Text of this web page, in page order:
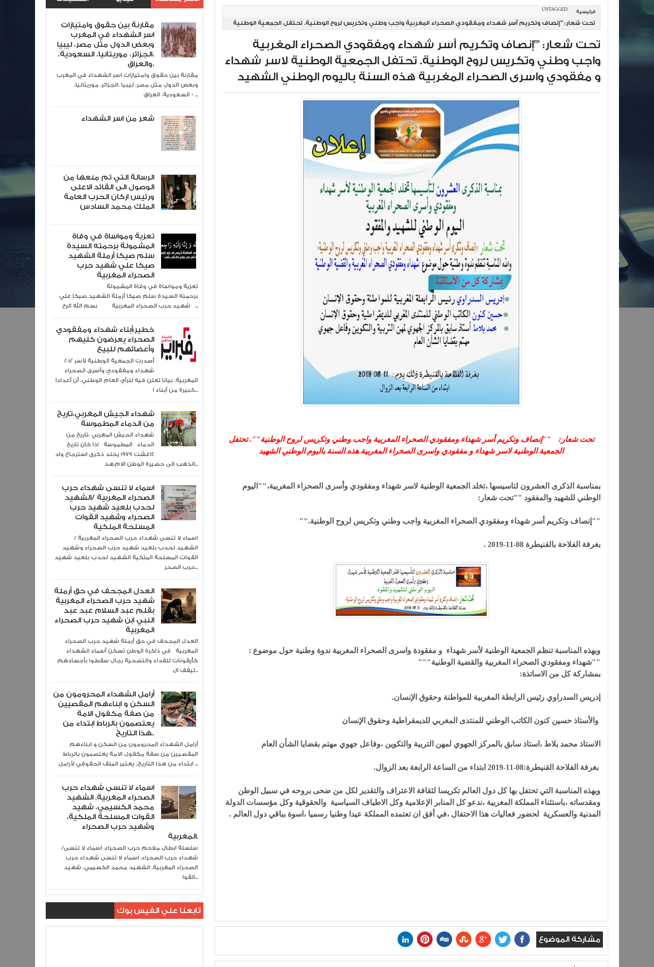
الرئيسية UNTAGGED
تحت شعار: ""إنصاف وتكريم أسر شهداء ومفقودي الصحراء المغربية واجب وطني وتكريس لروح الوطنية. تحتفل الجمعية الوطنية
تحت شعار: ""إنصاف وتكريم أسر شهداء ومفقودي الصحراء المغربية
واجب وطني وتكريس لروح الوطنية. تحتفل الجمعية الوطنية لاسر شهداء
و مفقودي واسرى الصحراء المغربية هذه السنة باليوم الوطني الشهيد
تحت شعار: ""إنصاف وتكريم أسر شهداء ومفقودي الصحراء المغربية واجب وطني وتكريس لروح الوطنية"". تحتفل
الجمعية الوطنية لاسر شهداء و مفقودي واسرى الصحراء المغربية هذه السنة باليوم الوطني الشهيد
بمناسبة الذكرى العشرون لتاسيسها ،تخلد الجمعية الوطنية لاسر شهداء ومفقودي وأسرى الصحراء المغربية،""اليوم
الوطني للشهيد والمفقود ""تحت شعار:
""إنصاف وتكريم أسر شهداء ومفقودي الصحراء المغربية واجب وطني وتكريس لروح الوطنية.""
بغرفة الفلاحة بالقنيطرة 08-11-2019 .
وبهذه المناسبة تنظم الجمعية الوطنية لأسر شهداء و مفقودة واسرى الصحراء المغربية ندوة وطنية حول موضوع :
""شهداء ومفقودي الصحراء المغربية والقضية الوطنية"""
بمشاركة كل من الاساتذة:
إدريس السدراوي رئيس الرابطة المغربية للمواطنة وحقوق الإنسان.
والأستاذ حسين كنون الكاتب الوطني للمنتدى المغربي للديمقراطية وحقوق الإنسان
الاستاذ محمد بلاط ،استاذ سابق بالمركز الجهوي لمهن التربية والتكوين ،وفاعل جهوي مهتم بقضايا الشأن العام
بغرفة الفلاحة القنيطرة:08-11-2019 ابتداء من الساعة الرابعة بعد الزوال.
وبهذه المناسبة التي تحتفل بها كل دول العالم تكريسا لثقافة الاعتراف والتقدير لكل من ضحى بروحه في سبيل الوطن
ومقدساته ،باستثناء المملكة المغربية ،ندعو كل المنابر الإعلامية وكل الاطياف السياسية والحقوقية وكل مؤسسات الدولة
المدنية والعسكرية لحضور فعاليات هذا الاحتفال ،في أفق ان تعتمده المملكة عيدا وطنيا رسميا ،اسوة بباقي دول العالم .
مشاركة الموضوع
مقارنة بين حقوق وامتيازات
اسر الشهداء في المغرب
وبعض الدول مثل مصر، ليبيا
،الجزائر، موريتانيا، السعودية،
والعراق،
مقارنة بين حقوق وامتيازات اسر الشهداء في المغرب
وبعض الدول مثل مصر، ليبيا ،الجزائر، موريتانيا،
السعودية، العراق - ...
شعر من اسر الشهداء
الرسالة التي تم منعها من
الوصول الى القائد الاعلى
ورئيس اركان الحرب العامة
الملك محمد السادس
تعزية ومواساة في وفاة
المشمولة برحمته السيدة
سلم صيكا أرملة الشهيد
صيكا علي شهيد حرب
الصحراء المغربية
برحمته السيدة سلم صيكا أرملة الشهيد صيكا علي
شهيد حرب الصحراء المغربية بسم الله الرح...
خطير:أبناء شهداء ومفقودي
الصحراء يعرضون كليهم
وأعضائهم للبيع
2012 أصدرت الجمعية الوطنية لأسر
شهداء ومفقودي وأسرى الصحراء
المغربية، بيانا تعلن فيه للرأي العام الوطني، أن أعدادا
كبيرة من أبناء ا...
شهداء الجيش المغربي،تاريخ
من الدماء المطموسة
شهداء الجيش المغربي ،تاريخ من
الدماء المطموسة اذا كان تاريخ
14غشت 1979 يخلد ذكرى استرجاع واد
الذهب الى حضيرة الوطن الام.هذ...
اسماء لا تنسى شهداء حرب
الصحراء المغربية /الشهيد
لحدب بلعيد شهيد حرب
الصحراء وشهيد القوات
المسلحة الملكية
الشهيد لحدب بلعيد شهيد حرب الصحراء وشهيد
القوات المسلحة الملكية الشهيد لحدب بلعيد شهيد
حرب الصحر...
العدل المجحف في حق أرملة
شهيد حرب الصحراء المغربية
بقلم عبد السلام عبد عبد
النبي ابن شهيد حرب الصحراء
المغربية
المغربية في ذاكرة الوطن تسكن أسماء الشهداء
كأيقونات للفداء والتضحية رجال سقطوا بأجسادهم
ليقف ال...
أرامل الشهداء المحرومون من
السكن و ابناءهم المقصيين
من صفة مكفول الامة
يعتصمون بالرباط ابتداء من
هذا التاريخ..
المقصيين من صفة مكفول الامة يعتصمون بالرباط
ابتداء من هذا التاريخ.. يعتبر الملف الحقوقي لأرامل ...
اسماء لا تنسى شهداء حرب
الصحراء المغربية. الشهيد
محمد الكسيمي، شهيد
القوات المسلحة الملكية،
وشهيد حرب الصحراء
المغربية.
شهداء حرب الصحراء. اسماء لا تنسى شهداء حرب
الصحراء المغربية. الشهيد محمد الكسيمي، شهيد
القوا...
تابعنا علي الفيس بوك